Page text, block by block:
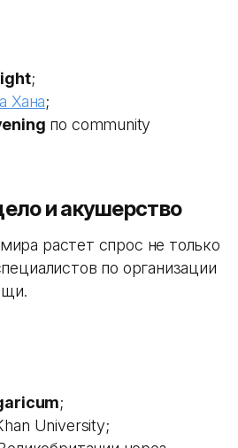
;
Хана;
по community
и акушерство
растет спрос не только
по организации
;
University;